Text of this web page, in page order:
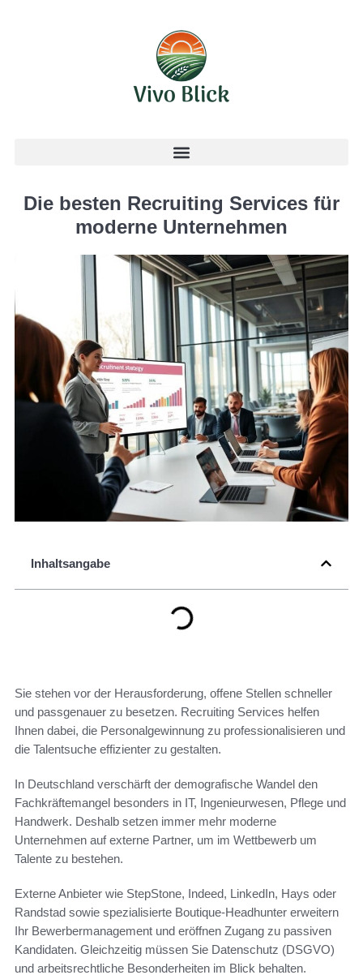
Die besten Recruiting Services für
moderne Unternehmen
Inhaltsangabe
Sie stehen vor der Herausforderung, offene Stellen schneller
und passgenauer zu besetzen. Recruiting Services helfen
Ihnen dabei, die Personalgewinnung zu professionalisieren und
die Talentsuche effizienter zu gestalten.
In Deutschland verschärft der demografische Wandel den
Fachkräftemangel besonders in IT, Ingenieurwesen, Pflege und
Handwerk. Deshalb setzen immer mehr moderne
Unternehmen auf externe Partner, um im Wettbewerb um
Talente zu bestehen.
Externe Anbieter wie StepStone, Indeed, LinkedIn, Hays oder
Randstad sowie spezialisierte Boutique-Headhunter erweitern
Ihr Bewerbermanagement und eröffnen Zugang zu passiven
Kandidaten. Gleichzeitig müssen Sie Datenschutz (DSGVO)
und arbeitsrechtliche Besonderheiten im Blick behalten.